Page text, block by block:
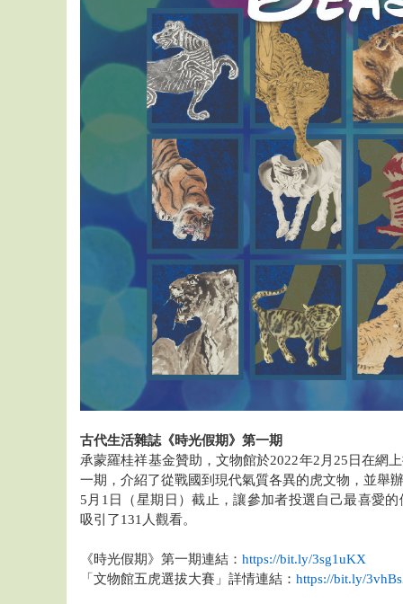
古代生活雜誌《時光假期》第一期
承蒙羅桂祥基金贊助，文物館於2022年2月25日在網
一期，介紹了從戰國到現代氣質各異的虎文物，並舉
5月1日（星期日）截止，讓參加者投選自己最喜愛
吸引了131人觀看。
《時光假期》第一期連結： https://bit.ly/3sg1uKX
「文物館五虎選拔大賽」詳情連結： https://bit.ly/